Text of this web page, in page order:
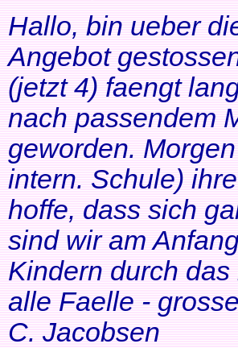
Hallo, bin ueber
Angebot
(jetzt 4) faengt
nach passendem
geworden.
intern. Schule)
hoffe, dass sich
sind wir am
Kindern durch
alle Faelle -
C. Jacobsen